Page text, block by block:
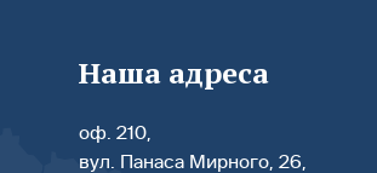
Наша адреса
оф. 210,
вул. Панаса Мирного, 26,